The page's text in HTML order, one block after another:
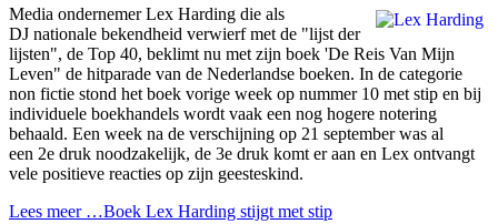
Media ondernemer Lex Harding die als
DJ nationale bekendheid verwierf met de "lijst der
lijsten", de Top 40, beklimt nu met zijn boek 'De Reis Van Mijn
Leven" de hitparade van de Nederlandse boeken. In de categorie
non fictie stond het boek vorige week op nummer 10 met stip en bij
individuele boekhandels wordt vaak een nog hogere notering
behaald. Een week na de verschijning op 21 september was al
een 2e druk noodzakelijk, de 3e druk komt er aan en Lex ontvangt
vele positieve reacties op zijn geesteskind.
Lees meer …Boek Lex Harding stijgt met stip